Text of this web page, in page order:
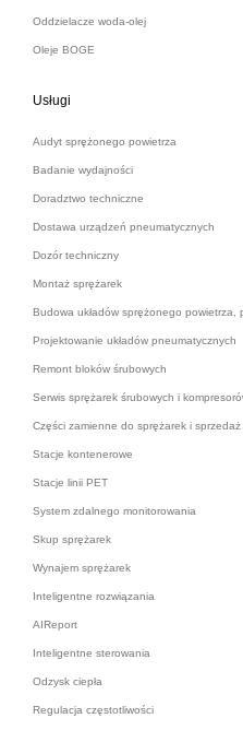
Oddzielacze woda-olej
Oleje BOGE
Usługi
Audyt sprężonego powietrza
Badanie wydajności
Doradztwo techniczne
Dostawa urządzeń pneumatycznych
Dozór techniczny
Montaż sprężarek
Budowa układów sprężonego powietrza,
Projektowanie układów pneumatycznych
Remont bloków śrubowych
Serwis sprężarek śrubowych i
Części zamienne do sprężarek i sprzedaż
Stacje kontenerowe
Stacje linii PET
System zdalnego monitorowania
Skup sprężarek
Wynajem sprężarek
Inteligentne rozwiązania
AIReport
Inteligentne sterowania
Odzysk ciepła
Regulacja częstotliwości